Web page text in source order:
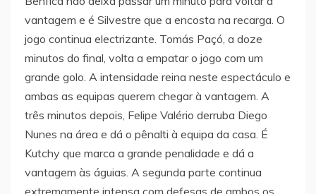
vantagem e é Silvestre que a encosta na recarga. O
jogo continua electrizante. Tomás Paçó, a doze
minutos do final, volta a empatar o jogo com um
grande golo. A intensidade reina neste espectáculo e
ambas as equipas querem chegar à vantagem. A
três minutos depois, Felipe Valério derruba Diego
Nunes na área e dá o pênalti à equipa da casa. É
Kutchy que marca a grande penalidade e dá a
vantagem às águias. A segunda parte continua